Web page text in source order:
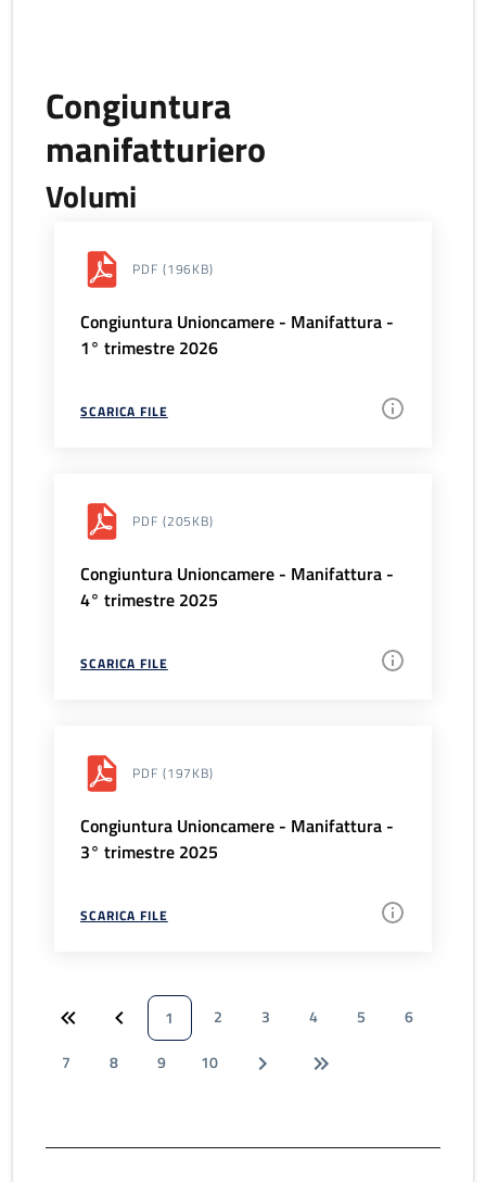
Congiuntura
manifatturiero
Volumi
PDF (196KB)
Congiuntura Unioncamere - Manifattura -
1° trimestre 2026
SCARICA FILE
PDF (205KB)
Congiuntura Unioncamere - Manifattura -
4° trimestre 2025
SCARICA FILE
PDF (197KB)
Congiuntura Unioncamere - Manifattura -
3° trimestre 2025
SCARICA FILE
1 2 3 4 5
6
7
8 9 10